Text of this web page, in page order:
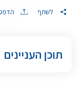
תוכן העניינים